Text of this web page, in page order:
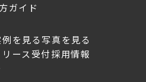
ガイド
を見る写真を見る
ース受付採用情報